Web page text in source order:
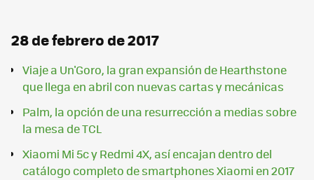
28 de febrero de 2017
Viaje a Un'Goro, la gran expansión de Hearthstone
que llega en abril con nuevas cartas y mecánicas
Palm, la opción de una resurrección a medias sobre
la mesa de TCL
Xiaomi Mi 5c y Redmi 4X, así encajan dentro del
catálogo completo de smartphones Xiaomi en 2017